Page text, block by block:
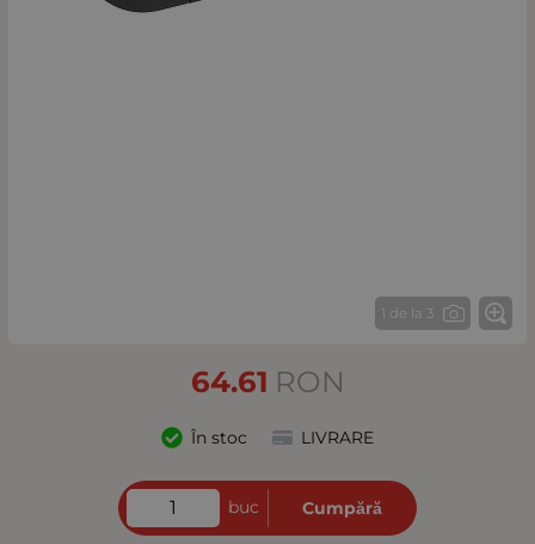
1 de la 3
64.61 RON
În stoc LIVRARE
buc Cumpără